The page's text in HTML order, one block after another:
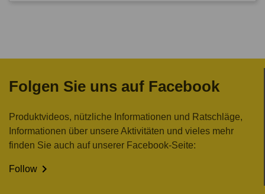
Folgen Sie uns auf Facebook
Produktvideos, nützliche Informationen und Ratschläge,
Informationen über unsere Aktivitäten und vieles mehr
finden Sie auch auf unserer Facebook-Seite:
Follow 